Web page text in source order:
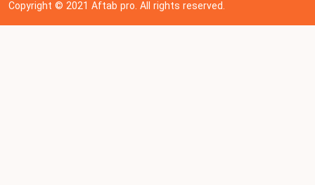
Copyright © 202 1Aftab pro. All rights reserved.